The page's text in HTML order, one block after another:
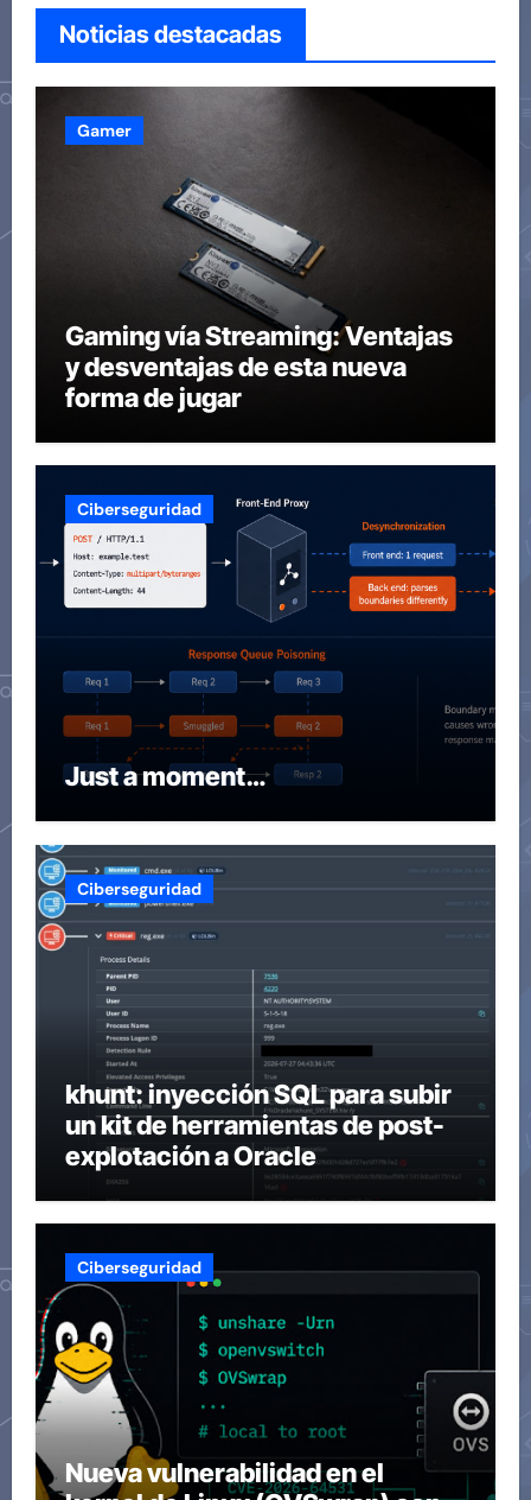
Noticias destacadas
Gamer
Gaming vía Streaming: Ventajas
y desventajas de esta nueva
forma de jugar
Ciberseguridad
Just a moment…
Ciberseguridad
khunt: inyección SQL para subir
un kit de herramientas de post-
explotación a Oracle
Ciberseguridad
Nueva vulnerabilidad en el